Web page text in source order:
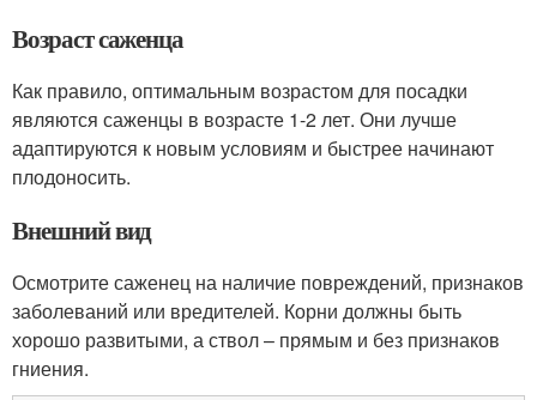
Возраст саженца
Как правило, оптимальным возрастом для посадки
являются саженцы в возрасте 1-2 лет. Они лучше
адаптируются к новым условиям и быстрее начинают
плодоносить.
Внешний вид
Осмотрите саженец на наличие повреждений, признаков
заболеваний или вредителей. Корни должны быть
хорошо развитыми, а ствол – прямым и без признаков
гниения.